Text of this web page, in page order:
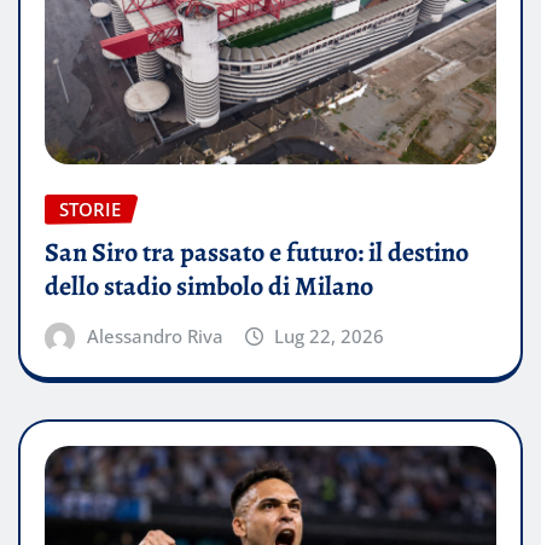
STORIE
San Siro tra passato e futuro: il destino
dello stadio simbolo di Milano
Alessandro Riva Lug 22, 2026